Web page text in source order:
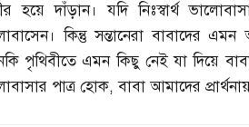
হয়ে দাঁড়ান। যদি নিঃস্বার্থ
কিন্তু সন্তানেরা বাবাদের
পৃথিবীতে এমন কিছু নেই যা দিয়ে
পাত্র হোক,বাবা আমাদের